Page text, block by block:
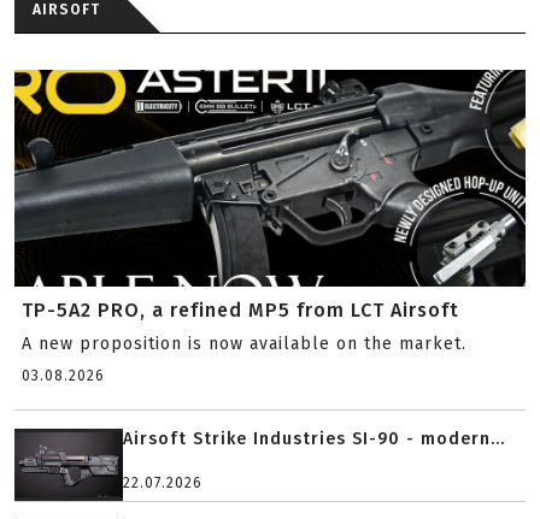
AIRSOFT
TP-5A2 PRO, a refined MP5 from LCT Airsoft
A new proposition is now available on the market.
03.08.2026
Airsoft Strike Industries SI-90 - modern...
22.07.2026